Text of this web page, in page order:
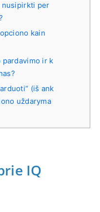
nusipirkti per
kain
pardavimo ir k
(iš ank
uždaryma
IQ